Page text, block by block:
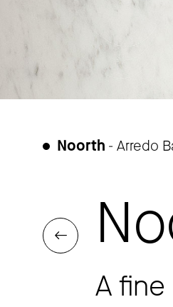
Noorth - Arredo
A